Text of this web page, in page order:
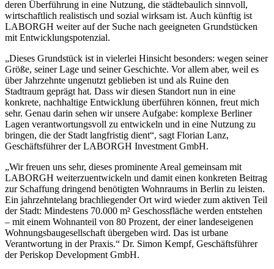
deren Überführung in eine Nutzung, die städtebaulich sinnvoll,
wirtschaftlich realistisch und sozial wirksam ist. Auch künftig ist
LABORGH weiter auf der Suche nach geeigneten Grundstücken
mit Entwicklungspotenzial.
„Dieses Grundstück ist in vielerlei Hinsicht besonders: wegen seiner
Größe, seiner Lage und seiner Geschichte. Vor allem aber, weil es
über Jahrzehnte ungenutzt geblieben ist und als Ruine den
Stadtraum geprägt hat. Dass wir diesen Standort nun in eine
konkrete, nachhaltige Entwicklung überführen können, freut mich
sehr. Genau darin sehen wir unsere Aufgabe: komplexe Berliner
Lagen verantwortungsvoll zu entwickeln und in eine Nutzung zu
bringen, die der Stadt langfristig dient“, sagt Florian Lanz,
Geschäftsführer der LABORGH Investment GmbH.
„Wir freuen uns sehr, dieses prominente Areal gemeinsam mit
LABORGH weiterzuentwickeln und damit einen konkreten Beitrag
zur Schaffung dringend benötigten Wohnraums in Berlin zu leisten.
Ein jahrzehntelang brachliegender Ort wird wieder zum aktiven Teil
der Stadt: Mindestens 70.000 m² Geschossfläche werden entstehen
– mit einem Wohnanteil von 80 Prozent, der einer landeseigenen
Wohnungsbaugesellschaft übergeben wird. Das ist urbane
Verantwortung in der Praxis.“ Dr. Simon Kempf, Geschäftsführer
der Periskop Development GmbH.